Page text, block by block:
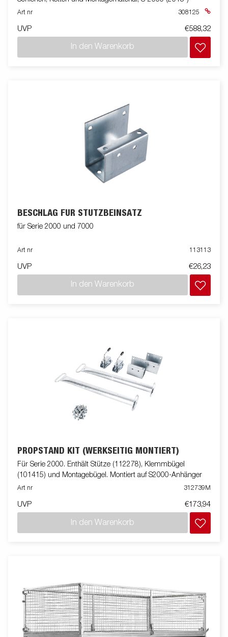
Art nr 308125
UVP €588,32
In den Warenkorb
BESCHLAG FÜR STÜTZBEINSATZ
für Serie 2000 und 7000
Art nr 113113
UVP €26,23
In den Warenkorb
PROPSTAND KIT (WERKSEITIG MONTIERT)
Für Serie 2000. Enthält Stütze (112278), Klemmbügel
(101415) und Montagebügel. Montiert auf S2000-Anhänger
Art nr 312739M
UVP €173,94
In den Warenkorb